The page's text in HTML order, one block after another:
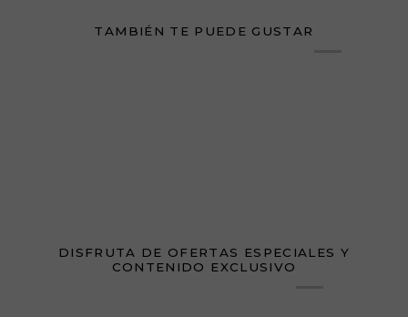
TAMBIÉN TE PUEDE GUSTAR
DISFRUTA DE OFERTAS ESPECIALES Y
CONTENIDO EXCLUSIVO